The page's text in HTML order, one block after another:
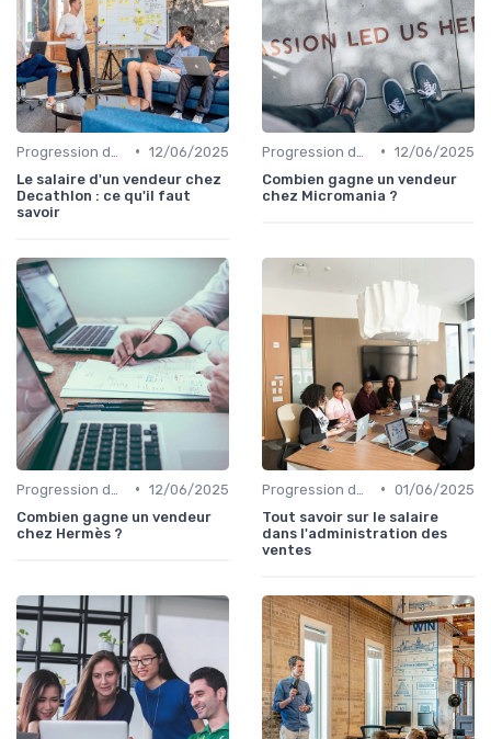
• 12/06/2025
Le salaire d'un vendeur chez
Decathlon : ce qu'il faut
savoir
• 12/06/2025
Combien gagne un vendeur
chez Micromania ?
• 12/06/2025
Combien gagne un vendeur
chez Hermès ?
• 01/06/2025
Tout savoir sur le salaire
dans l'administration des
ventes